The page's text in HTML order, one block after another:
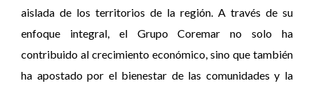
aislada de los territorios de la región. A través de su
enfoque integral, el Grupo Coremar no solo ha
contribuido al crecimiento económico, sino que también
ha apostado por el bienestar de las comunidades y la